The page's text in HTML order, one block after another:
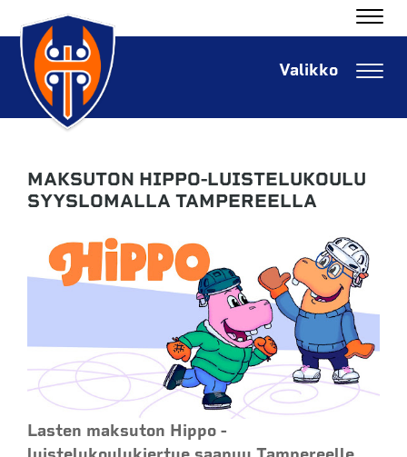
MAKSUTON HIPPO-LUISTELUKOULU
SYYSLOMALLA TAMPEREELLA
Lasten maksuton Hippo -